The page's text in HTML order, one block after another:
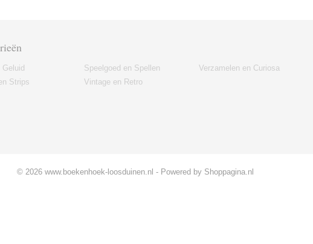
Strips
Speelgoed en Spellen
Vintage en Retro
Verzamelen en Curiosa
© 2026 www.boekenhoek-loosduinen.nl - Powered by Shoppagina.nl